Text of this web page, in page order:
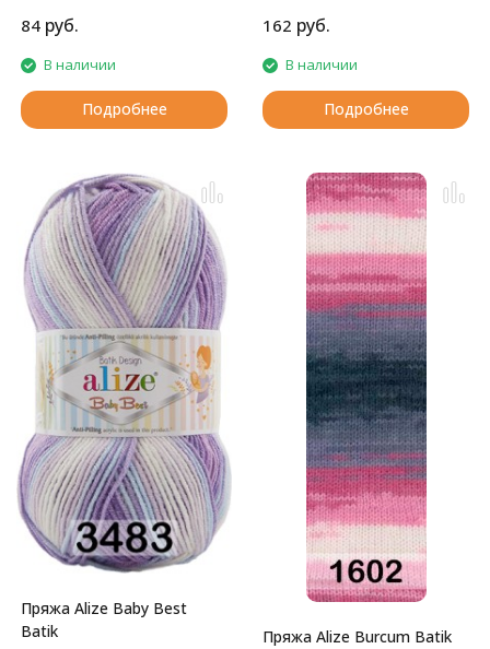
84 руб.
В наличии
Подробнее
162 руб.
В наличии
Подробнее
Пряжа Alize Baby Best
Batik
Пряжа Alize Burcum Batik